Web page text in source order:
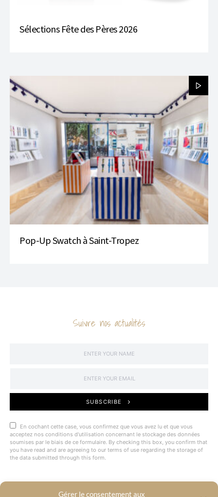
Gérer le consentement aux
Sélections Fête des Pères 2026
Pop-Up Swatch à Saint-Tropez
Suivre nos actualités
SUBSCRIBE
En cochant cette case, vous confirmez que vous avez lu et que vous
acceptez nos conditions d'utilisation concernant le stockage des données
soumises par le biais de ce formulaire. By checking this box, you confirm that
you have read and are agreeing to our terms of use regarding the storage of
the data submitted through this form.
@BYRACKEL